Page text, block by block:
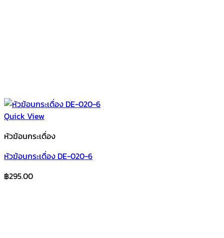
Quick View
หัวฆ้อนกระเดื่อง
หัวฆ้อนกระเดื่อง DE-020-6
฿295.00